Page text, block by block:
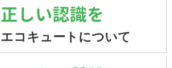
正しい認識を
エコキュートについて